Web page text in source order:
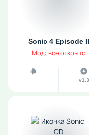
Sonic 4 Episode II
Мод: все открыто
v1.3